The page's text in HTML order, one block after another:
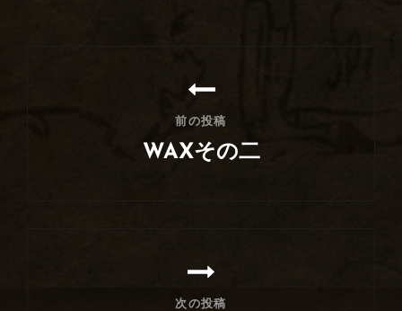
前の投稿
WAXその二
次の投稿